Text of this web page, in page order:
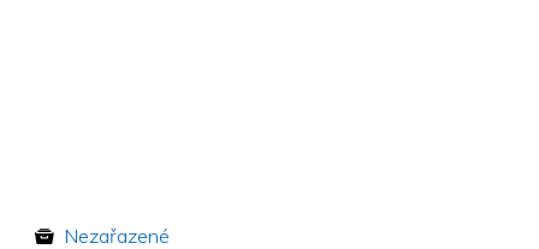
Nezařazené